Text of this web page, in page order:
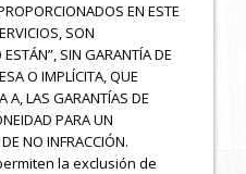
EN ESTE
SON
SIN GARANTÍA DE
O IMPLÍCITA, QUE
A, LAS GARANTÍAS DE
PARA UN
NO INFRACCIÓN.
la exclusión de